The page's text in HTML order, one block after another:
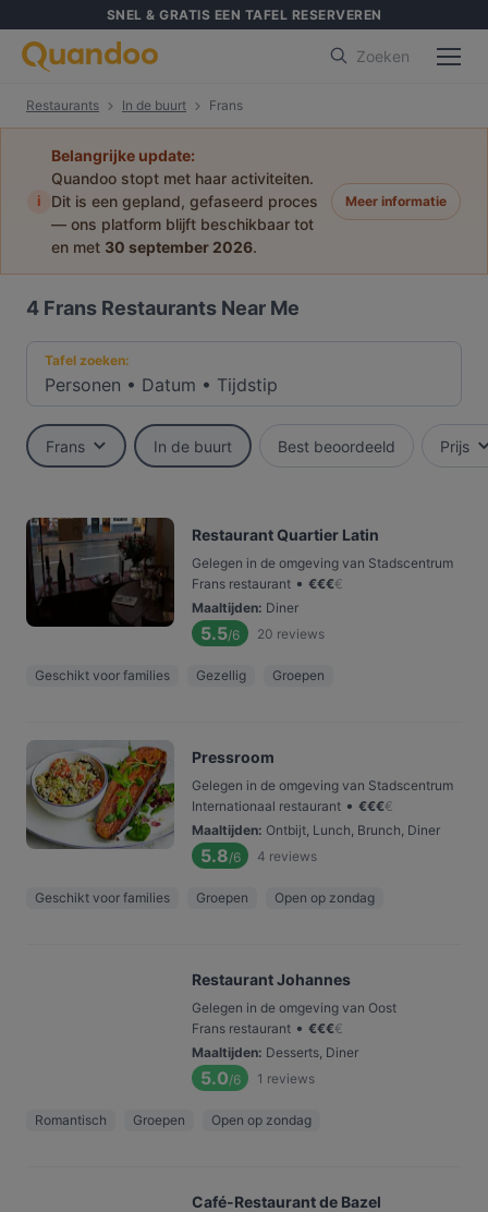
SNEL & GRATIS EEN TAFEL RESERVEREN
Zoeken
Restaurants In de buurt Frans
i
Belangrijke update:
Quandoo stopt met haar activiteiten.
Dit is een gepland, gefaseerd proces
— ons platform blijft beschikbaar tot
en met 30 september 2026.
Meer informatie
4 Frans Restaurants Near Me
Tafel zoeken:
Personen • Datum • Tijdstip
Frans In de buurt Best beoordeeld Prijs
Restaurant Quartier Latin
Gelegen in de omgeving van Stadscentrum
Frans restaurant • €€€€
Maaltijden: Diner
5.5/6 20 reviews
Geschikt voor families Gezellig Groepen
Pressroom
Gelegen in de omgeving van Stadscentrum
Internationaal restaurant • €€€€
Maaltijden: Ontbijt, Lunch, Brunch, Diner
5.8/6 4 reviews
Geschikt voor families Groepen Open op zondag
Restaurant Johannes
Gelegen in de omgeving van Oost
Frans restaurant • €€€€
Maaltijden: Desserts, Diner
5.0/6 1 reviews
Romantisch Groepen Open op zondag
Café-Restaurant de Bazel